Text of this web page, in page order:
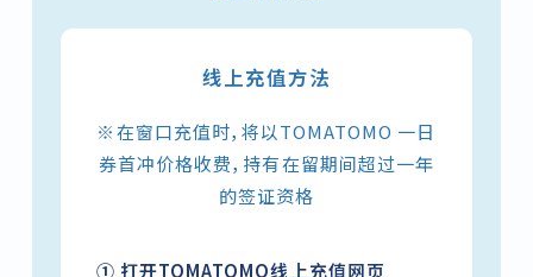
线上充值方法
※在窗口充值时，将以TOMATOMO 一日
券首冲价格收费，持有在留期间超过一年
的签证资格
① 打开TOMATOMO线上充值网页